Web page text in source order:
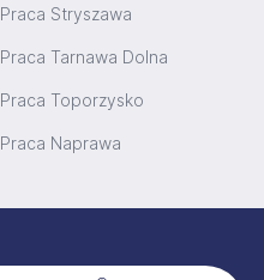
Praca Stryszawa
Praca Tarnawa Dolna
Praca Toporzysko
Praca Naprawa